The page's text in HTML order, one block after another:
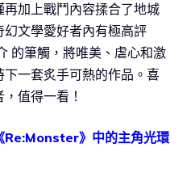
加上戰鬥內容揉合了地城
文學愛好者內有極高評
的筆觸，將唯美、虐心和激
一套炙手可熱的作品。喜
值得一看！
Re:Monster》中的主角光環